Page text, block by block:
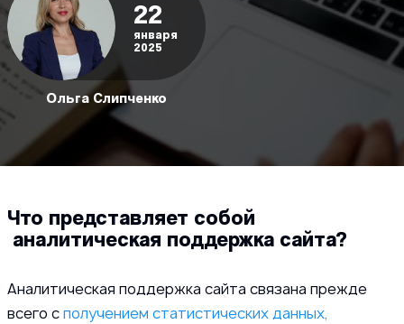
22
января
2025
Ольга Слипченко
Что представляет собой
аналитическая поддержка сайта?
Аналитическая поддержка сайта связана прежде
всего сполучением статистических данных,